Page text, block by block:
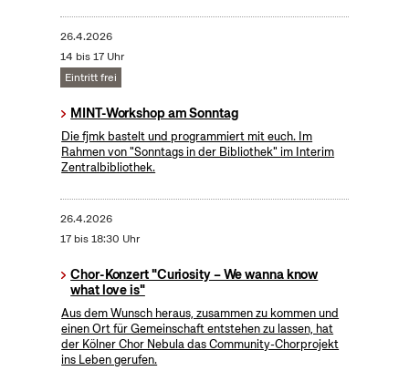
26.4.2026
14 bis 17 Uhr
Eintritt frei
MINT-Workshop am Sonntag
Die fjmk bastelt und programmiert mit euch. Im
Rahmen von "Sonntags in der Bibliothek" im Interim
Zentralbibliothek.
26.4.2026
17 bis 18:30 Uhr
Chor-Konzert "Curiosity – We wanna know
what love is"
Aus dem Wunsch heraus, zusammen zu kommen und
einen Ort für Gemeinschaft entstehen zu lassen, hat
der Kölner Chor Nebula das Community-Chorprojekt
ins Leben gerufen.